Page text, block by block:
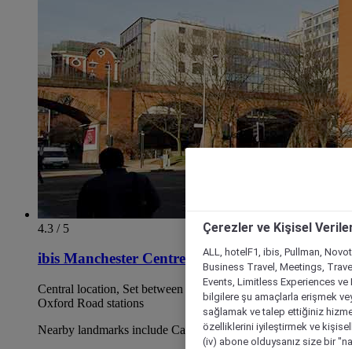
4.3 / 5
ibis Manchester Centre Princess Street
Central location, Set between Manchester Piccadilly and
Oxford Road stations
Nearby landmarks include Canal Street and Chinatown
Çerezler ve Kişisel
ALL, hotelF1, ibis, Pullman,
Business Travel, Meetings,
Events, Limitless Experiences
bilgilere şu amaçlarla erişmek
sağlamak ve talep ettiğiniz
özelliklerini iyileştirmek ve
(iv) abone olduysanız size bir